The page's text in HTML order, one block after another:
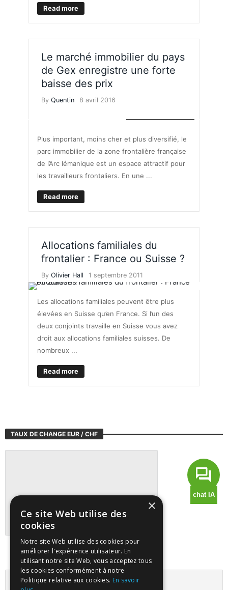
Read more
Le marché immobilier du pays
de Gex enregistre une forte
baisse des prix
By Quentin 8 avril 2016
Plus important, moins cher et plus diversifié, le
parc immobilier de la zone frontalière française
de l’Arc lémanique est un espace attractif pour
les travailleurs frontaliers. En une ...
Read more
Allocations familiales du
frontalier : France ou Suisse ?
By Olivier Hall 1 septembre 2011
Les allocations familiales peuvent être plus
élevées en Suisse qu’en France. Si l’un des
deux conjoints travaille en Suisse vous avez
droit aux allocations familiales suisses. De
nombreux ...
Read more
TAUX DE CHANGE EUR / CHF
Suivre tous les marchés sur TradingView
×
Ce site Web utilise des
cookies
Notre site Web utilise des cookies pour
améliorer l'expérience utilisateur. En
utilisant notre site Web, vous acceptez tous
les cookies conformément à notre
Politique relative aux cookies. En savoir